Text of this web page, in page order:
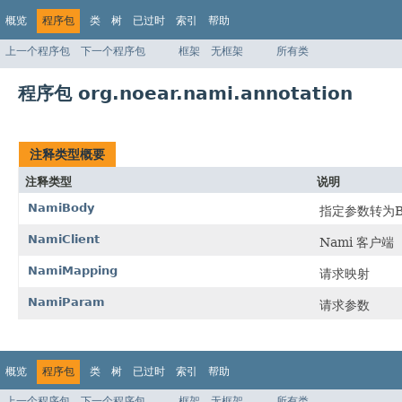
概览 程序包 类 树 已过时 索引 帮助
上一个程序包 下一个程序包 框架 无框架 所有类
程序包 org.noear.nami.annotation
注释类型概要
注释类型
说明
NamiBody
指定参数转为
NamiClient Nami 客户端
NamiMapping 请求映射
NamiParam 请求参数
概览 程序包 类 树 已过时 索引 帮助